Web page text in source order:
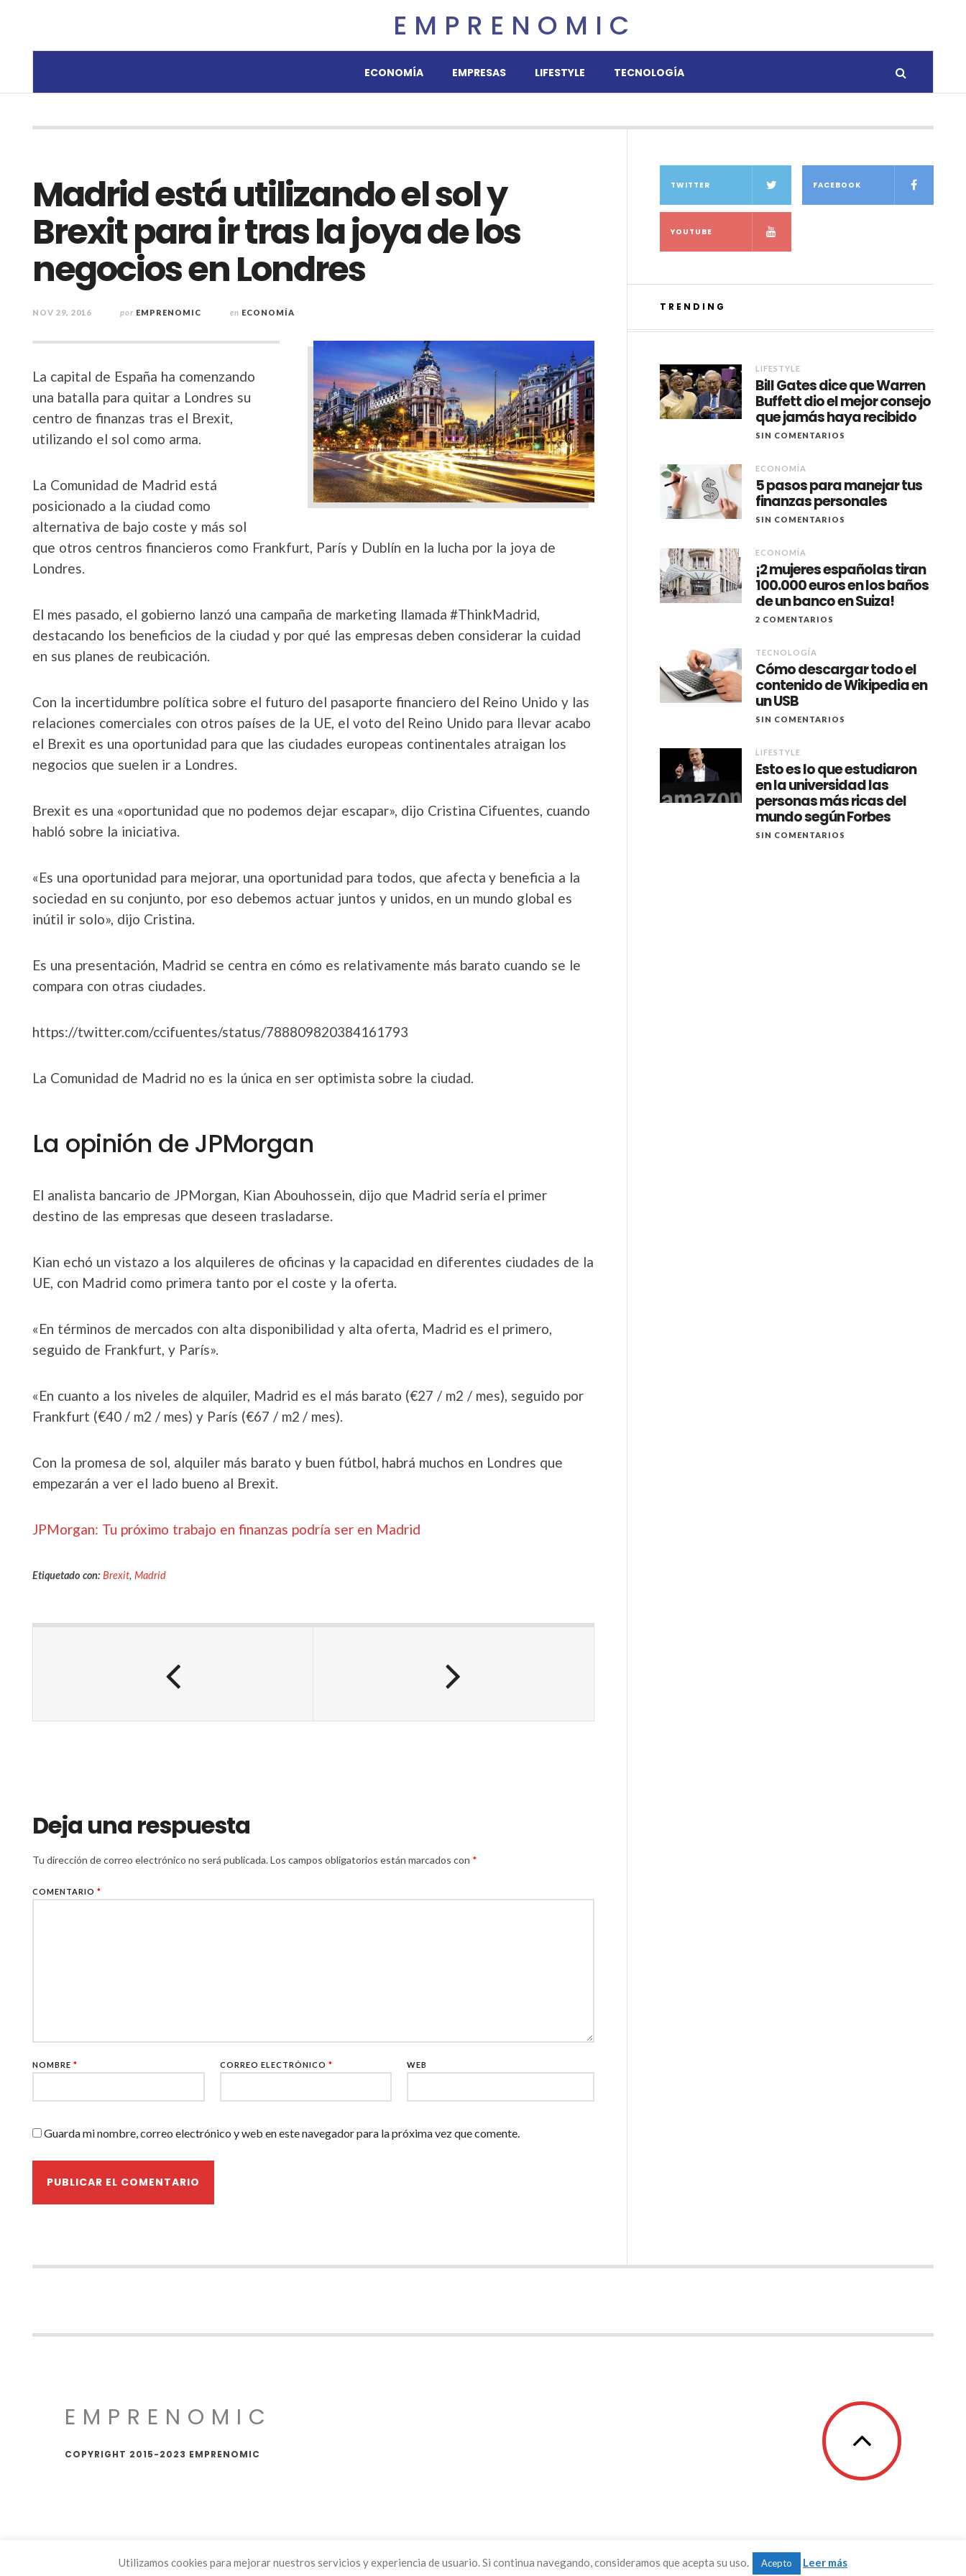
EMPRENOMIC
ECONOMÍA EMPRESAS LIFESTYLE TECNOLOGÍA
Madrid está utilizando el sol y
Brexit para ir tras la joya de los
negocios en Londres
NOV 29, 2016 por EMPRENOMIC en ECONOMÍA
La capital de España ha comenzando
una batalla para quitar a Londres su
centro de finanzas tras el Brexit,
utilizando el sol como arma.
La Comunidad de Madrid está
posicionado a la ciudad como
alternativa de bajo coste y más sol
que otros centros financieros como Frankfurt, París y Dublín en la lucha por la joya de
Londres.
El mes pasado, el gobierno lanzó una campaña de marketing llamada #ThinkMadrid,
destacando los beneficios de la ciudad y por qué las empresas deben considerar la cuidad
en sus planes de reubicación.
Con la incertidumbre política sobre el futuro del pasaporte financiero del Reino Unido y las
relaciones comerciales con otros países de la UE, el voto del Reino Unido para llevar acabo
el Brexit es una oportunidad para que las ciudades europeas continentales atraigan los
negocios que suelen ir a Londres.
Brexit es una «oportunidad que no podemos dejar escapar», dijo Cristina Cifuentes, cuando
habló sobre la iniciativa.
«Es una oportunidad para mejorar, una oportunidad para todos, que afecta y beneficia a la
sociedad en su conjunto, por eso debemos actuar juntos y unidos, en un mundo global es
inútil ir solo», dijo Cristina.
Es una presentación, Madrid se centra en cómo es relativamente más barato cuando se le
compara con otras ciudades.
https://twitter.com/ccifuentes/status/788809820384161793
La Comunidad de Madrid no es la única en ser optimista sobre la ciudad.
La opinión de JPMorgan
El analista bancario de JPMorgan, Kian Abouhossein, dijo que Madrid sería el primer
destino de las empresas que deseen trasladarse.
Kian echó un vistazo a los alquileres de oficinas y la capacidad en diferentes ciudades de la
UE, con Madrid como primera tanto por el coste y la oferta.
«En términos de mercados con alta disponibilidad y alta oferta, Madrid es el primero,
seguido de Frankfurt, y París».
«En cuanto a los niveles de alquiler, Madrid es el más barato (€27 / m2 / mes), seguido por
Frankfurt (€40 / m2 / mes) y París (€67 / m2 / mes).
Con la promesa de sol, alquiler más barato y buen fútbol, habrá muchos en Londres que
empezarán a ver el lado bueno al Brexit.
JPMorgan: Tu próximo trabajo en finanzas podría ser en Madrid
Etiquetado con: Brexit, Madrid
Deja una respuesta
Tu dirección de correo electrónico no será publicada.Los campos obligatorios están marcados con *
COMENTARIO *
NOMBRE * CORREO ELECTRÓNICO * WEB
Guarda mi nombre, correo electrónico y web en este navegador para la próxima vez que comente.
TWITTER FACEBOOK
YOUTUBE
TRENDING
LIFESTYLE
Bill Gates dice que Warren
Buffett dio el mejor consejo
que jamás haya recibido
SIN COMENTARIOS
ECONOMÍA
5 pasos para manejar tus
finanzas personales
SIN COMENTARIOS
ECONOMÍA
¡2 mujeres españolas tiran
100.000 euros en los baños
de un banco en Suiza!
2 COMENTARIOS
TECNOLOGÍA
Cómo descargar todo el
contenido de Wikipedia en
un USB
SIN COMENTARIOS
LIFESTYLE
Esto es lo que estudiaron
en la universidad las
personas más ricas del
mundo según Forbes
SIN COMENTARIOS
EMPRENOMIC
COPYRIGHT 2015-2023 EMPRENOMIC
Utilizamos cookies para mejorar nuestros servicios y experiencia de usuario. Si continua navegando, consideramos que acepta su uso. Acepto Leer más